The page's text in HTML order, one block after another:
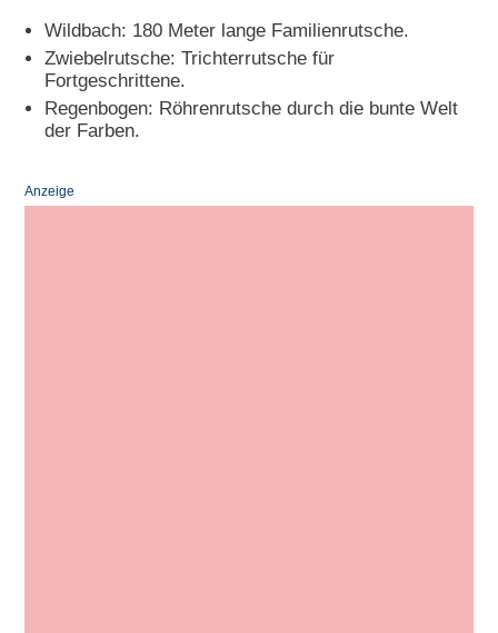
Wildbach: 180 Meter lange Familienrutsche.
Zwiebelrutsche: Trichterrutsche für
Fortgeschrittene.
Regenbogen: Röhrenrutsche durch die bunte Welt
der Farben.
Anzeige